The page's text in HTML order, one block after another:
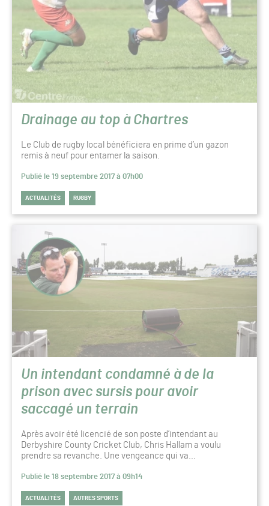
Drainage au top à Chartres
Le Club de rugby local bénéficiera en prime d’un gazon
remis à neuf pour entamer la saison.
Publié le 19 septembre 2017 à 07h00
ACTUALITÉS RUGBY
Un intendant condamné à de la
prison avec sursis pour avoir
saccagé un terrain
Après avoir été licencié de son poste d’intendant au
Derbyshire County Cricket Club, Chris Hallam a voulu
prendre sa revanche. Une vengeance qui va…
Publié le 18 septembre 2017 à 09h14
ACTUALITÉS AUTRES SPORTS